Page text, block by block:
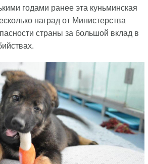
годами ранее эта куньминская
наград от Министерства
страны за большой вклад в